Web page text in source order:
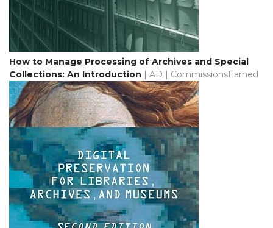
How to Manage Processing of Archives and Special
Collections: An Introduction | AD | CommissionsEarned